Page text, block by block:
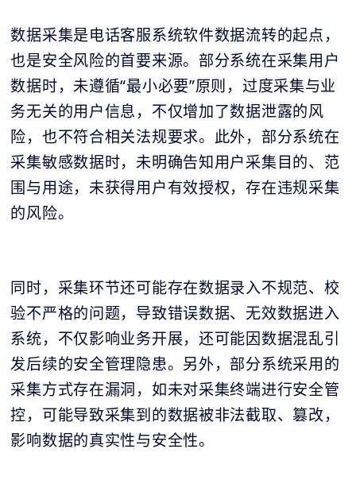
数据采集是电话客服系统软件数据流转的起点，
也是安全风险的首要来源。部分系统在采集用户
数据时，未遵循“最小必要”原则，过度采集与业
务无关的用户信息，不仅增加了数据泄露的风
险，也不符合相关法规要求。此外，部分系统在
采集敏感数据时，未明确告知用户采集目的、范
围与用途，未获得用户有效授权，存在违规采集
的风险。
同时，采集环节还可能存在数据录入不规范、校
验不严格的问题，导致错误数据、无效数据进入
系统，不仅影响业务开展，还可能因数据混乱引
发后续的安全管理隐患。另外，部分系统采用的
采集方式存在漏洞，如未对采集终端进行安全管
控，可能导致采集到的数据被非法截取、篡改，
影响数据的真实性与安全性。